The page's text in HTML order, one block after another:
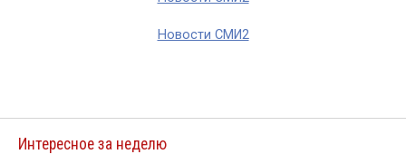
Новости СМИ2
Интересное за неделю